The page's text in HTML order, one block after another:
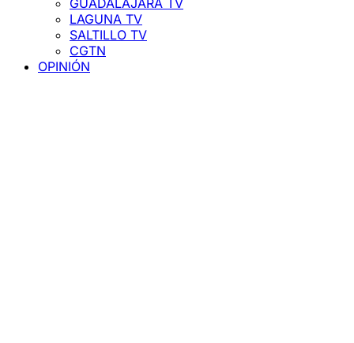
GUADALAJARA TV
LAGUNA TV
SALTILLO TV
CGTN
OPINIÓN